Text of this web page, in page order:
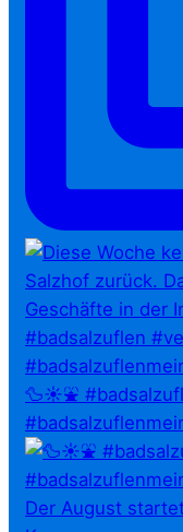
🦆☀️⛲
Der August